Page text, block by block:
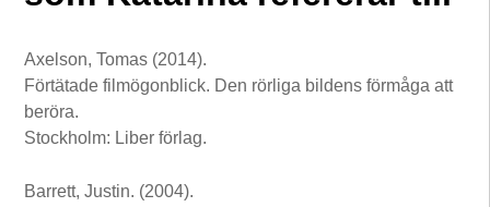
Axelson, Tomas (2014).
Förtätade filmögonblick. Den rörliga bildens förmåga att
beröra.
Stockholm: Liber förlag.
Barrett, Justin. (2004).